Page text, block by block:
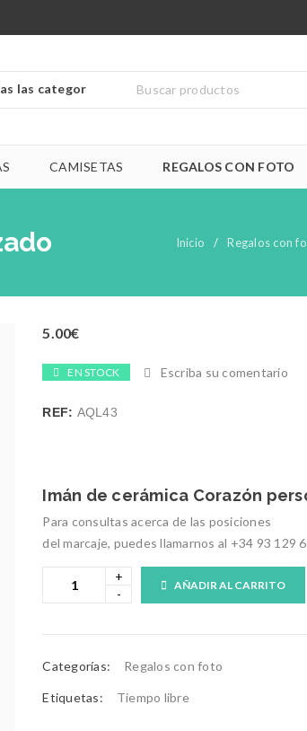
CAMISETAS REGALOS CON FOTO
Inicio / Regalos con
5.00€
EN STOCK Escriba su comentario
REF: AQL43
Imán de cerámica Corazón
Para consultas acerca de las posiciones
del marcaje, puedes llamarnos al +34 93 129
AÑADIR AL CARRITO
Categorías: Regalos con foto
Etiquetas: Tiempo libre